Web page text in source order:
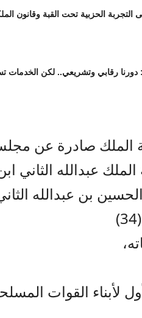
التجربة الحزبية تحت القبة وقانون
دورنا رقابي وتشريعي.. لكن
الملك صادرة عن
عبدالله الثاني
بن عبدالله
لأبناء القوات